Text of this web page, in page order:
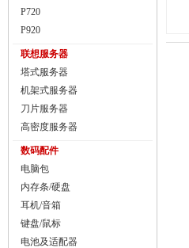
P720
P920
联想服务器
塔式服务器
机架式服务器
刀片服务器
高密度服务器
数码配件
电脑包
内存条/硬盘
耳机/音箱
键盘/鼠标
电池及适配器